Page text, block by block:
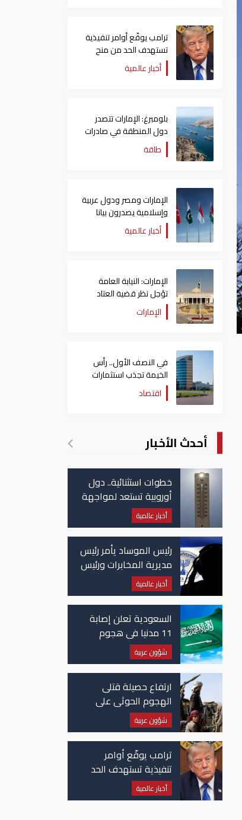
ترامب يوقّع أوامر تنفيذية
تستهدف الحد من منح
الجنسية الأمريكية بالولادة
أخبار عالمية
بلومبرغ: الإمارات تتصدر
دول المنطقة في صادرات
النفط عبر مضيق هرمز
طاقة
الإمارات ومصر ودول عربية
وإسلامية يصدرون بيانا
مشتركا بشأن الانتهاكات
الإسرائيلية في غزة
أخبار عالمية
الإمارات: النيابة العامة
تؤجل نظر قضية العتاد
العسكري للسودان
الإمارات
في النصف الأول.. رأس
الخيمة تجذب استثمارات
تتجاوز 771 مليون درهماقتصاد
أحدث الأخبار
خطوات استثنائية.. دول
أوروبية تستعد لمواجهة
موجة حر غير مسبوقة
أخبار عالمية
رئيس الموساد يأمر رئيس
مديرية المخابرات ورئيس
قسم إيران بالاستقالة
أخبار عالمية
السعودية تعلن إصابة
11 مدنيا في هجوم
حوثي على نجران
شؤون عربية
ارتفاع حصيلة قتلى
الهجوم الحوثي على
قتيلًا وعشرات الجرحى
شؤون عربية
ترامب يوقّع أوامر
تنفيذية تستهدف الحد
من منح الجنسية
الأمريكية بالولادة
أخبار عالمية